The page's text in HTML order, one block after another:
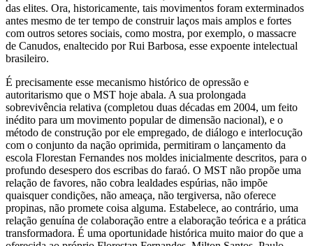
das elites. Ora, historicamente, tais movimentos foram exterminados
antes mesmo de ter tempo de construir laços mais amplos e fortes
com outros setores sociais, como mostra, por exemplo, o massacre
de Canudos, enaltecido por Rui Barbosa, esse expoente intelectual
brasileiro.
É precisamente esse mecanismo histórico de opressão e
autoritarismo que o MST hoje abala. A sua prolongada
sobrevivência relativa (completou duas décadas em 2004, um feito
inédito para um movimento popular de dimensão nacional), e o
método de construção por ele empregado, de diálogo e interlocução
com o conjunto da nação oprimida, permitiram o lançamento da
escola Florestan Fernandes nos moldes inicialmente descritos, para o
profundo desespero dos escribas do faraó. O MST não propõe uma
relação de favores, não cobra lealdades espúrias, não impõe
quaisquer condições, não ameaça, não tergiversa, não oferece
propinas, não promete coisa alguma. Estabelece, ao contrário, uma
relação genuína de colaboração entre a elaboração teórica e a prática
transformadora. É uma oportunidade histórica muito maior do que a